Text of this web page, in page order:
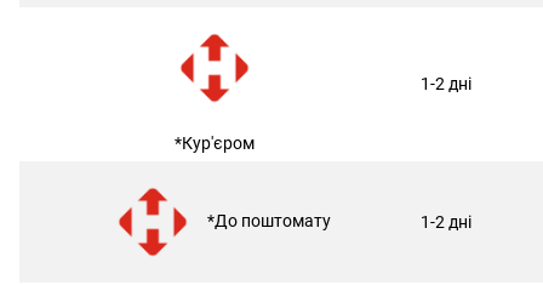
*Кур'єром
1-2 дні
*До поштомату 1-2 дні